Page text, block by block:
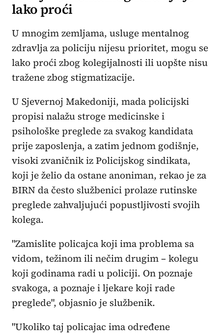
lako proći
U mnogim zemljama, usluge mentalnog
zdravlja za policiju nijesu prioritet, mogu se
lako proći zbog kolegijalnosti ili uopšte nisu
tražene zbog stigmatizacije.
U Sjevernoj Makedoniji, mada policijski
propisi nalažu stroge medicinske i
psihološke preglede za svakog kandidata
prije zaposlenja, a zatim jednom godišnje,
visoki zvaničnik iz Policijskog sindikata,
koji je želio da ostane anoniman, rekao je za
BIRN da često službenici prolaze rutinske
preglede zahvaljujući popustljivosti svojih
kolega.
"Zamislite policajca koji ima problema sa
vidom, težinom ili nečim drugim – kolegu
koji godinama radi u policiji. On poznaje
svakoga, a poznaje i ljekare koji rade
preglede", objasnio je službenik.
"Ukoliko taj policajac ima određene